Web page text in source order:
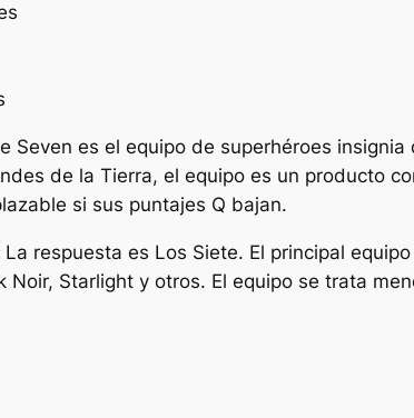
Seven es el equipo de superhéroes
de la Tierra, el equipo es un producto
si sus puntajes Q bajan.
respuesta es Los Siete. El principal
Noir, Starlight y otros. El equipo se trata